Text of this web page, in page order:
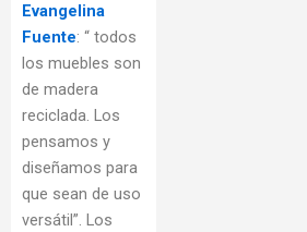
Evangelina
Fuente: “ todos
los muebles son
de madera
reciclada. Los
pensamos y
diseñamos para
que sean de uso
versátil”. Los